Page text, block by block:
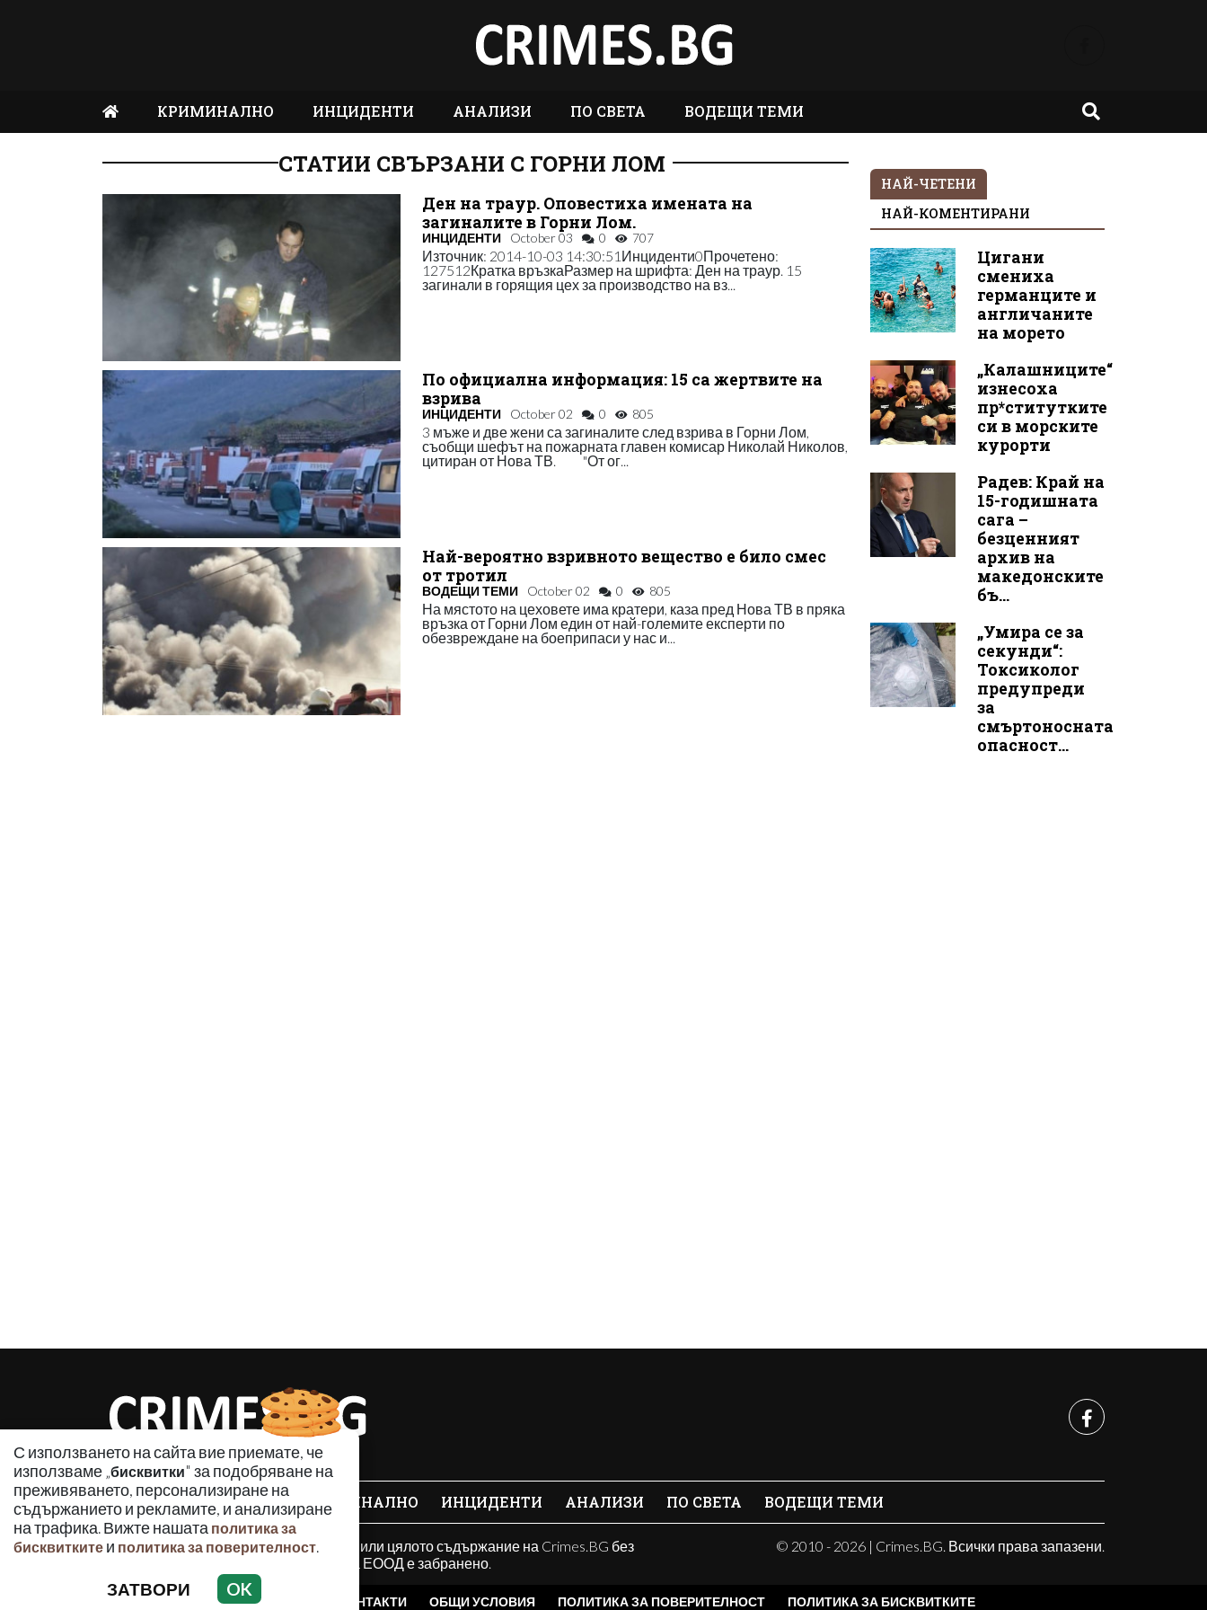
КРИМИНАЛНО ИНЦИДЕНТИ АНАЛИЗИ ПО СВЕТА ВОДЕЩИ ТЕМИ
СТАТИИ СВЪРЗАНИ С ГОРНИ ЛОМ
Ден на траур. Оповестиха имената на
загиналите в Горни Лом.
ИНЦИДЕНТИ October 03 0 707
Източник: 2014-10-03 14:30:51Инциденти0Прочетено:
127512Кратка връзкаРазмер на шрифта: Ден на траур. 15
загинали в горящия цех за производство на вз...
По официална информация: 15 са жертвите на
взрива
ИНЦИДЕНТИ October 02 0 805
3 мъже и две жени са загиналите след взрива в Горни Лом,
съобщи шефът на пожарната главен комисар Николай Николов,
цитиран от Нова ТВ. "От ог...
Най-вероятно взривното вещество е било смес
от тротил
ВОДЕЩИ ТЕМИ October 02 0 805
На мястото на цеховете има кратери, каза пред Нова ТВ в пряка
връзка от Горни Лом един от най-големите експерти по
обезвреждане на боеприпаси у нас и...
НАЙ-ЧЕТЕНИ
НАЙ-КОМЕНТИРАНИ
Цигани
смениха
германците и
англичаните
на морето
„Калашниците“
изнесоха
пр*ститутките
си в морските
курорти
Радев: Край на
15-годишната
сага –
безценният
архив на
македонските
бъ...
„Умира се за
секунди“:
Токсиколог
предупреди
за
смъртоносната
опасност...
С използването на сайта вие приемате, че
използваме „бисквитки" за подобряване на
преживяването, персонализиране на
съдържанието и рекламите, и анализиране
на трафика. Вижте нашата политика за
бисквитките и политика за поверителност.
ЗАТВОРИ OK
КРИМИНАЛНО ИНЦИДЕНТИ АНАЛИЗИ ПО СВЕТА ВОДЕЩИ ТЕМИ
Използването и публикуването на част или цялото съдържание на Crimes.BG без
разрешение на Медийна група Асмара ЕООД е забранено.
© 2010 - 2026 | Crimes.BG. Всички права запазени.
РЕКЛАМА КОНТАКТИ ОБЩИ УСЛОВИЯ ПОЛИТИКА ЗА ПОВЕРИТЕЛНОСТ ПОЛИТИКА ЗА БИСКВИТКИТЕ